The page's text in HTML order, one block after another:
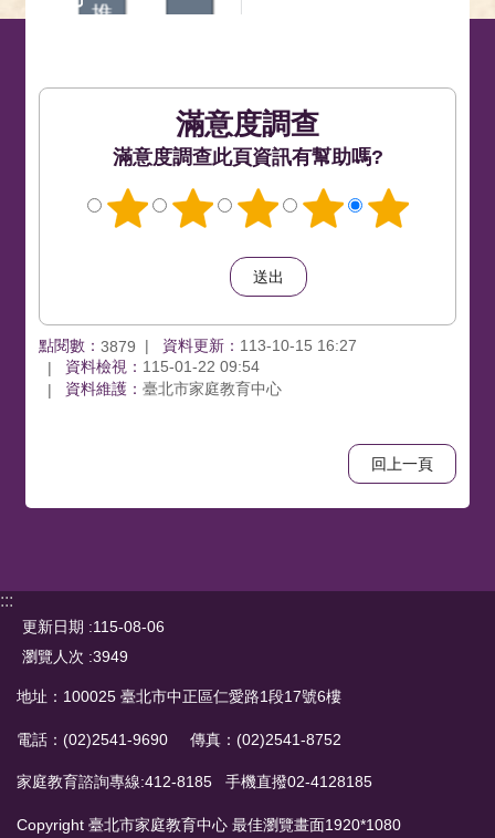
滿意度調查此頁資訊有幫助嗎?
點閱數： 3879 資料更新： 113-10-15 16:27
資料檢視： 115-01-22 09:54
資料維護： 臺北市家庭教育中心
回上一頁
:::
更新日期
115-08-06
瀏覽人次 3949
地址：100025 臺北市中正區仁愛路1段17號6樓
電話：(02)2541-9690 傳真：(02)2541-8752
家庭教育諮詢專線:412-8185 手機直撥02-4128185
Copyright 臺北市家庭教育中心 最佳瀏覽畫面1920*1080